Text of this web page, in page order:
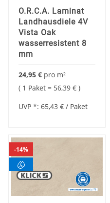
O.R.C.A. Laminat
Landhausdiele 4V
Vista Oak
wasserresistent 8
mm
24,95 € pro m²
1 Paket = 56,39 €
UVP *: 65,43 € / Paket
14%